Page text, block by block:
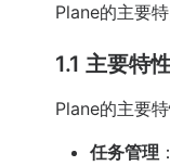
Plane的主要特
1.1 主要特
Plane的主要特
任务管理